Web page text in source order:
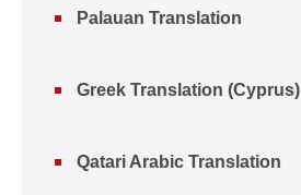
Palauan Translation
Greek Translation (Cyprus)
Qatari Arabic Translation